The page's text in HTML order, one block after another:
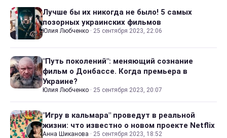
Лучше бы их никогда не было! 5 самых
позорных украинских фильмов
Юлия Любченко · 25 сентября 2023, 22:06
"Путь поколений": меняющий сознание
фильм о Донбассе. Когда премьера в
Украине?
Юлия Любченко · 25 сентября 2023, 20:07
"Игру в кальмара" проведут в реальной
жизни: что известно о новом проекте Netflix
Анна Шиканова · 25 сентября 2023, 18:52